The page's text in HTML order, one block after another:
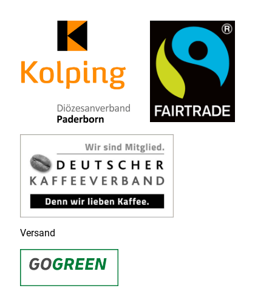
Versand